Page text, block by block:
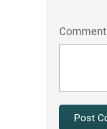
Comment